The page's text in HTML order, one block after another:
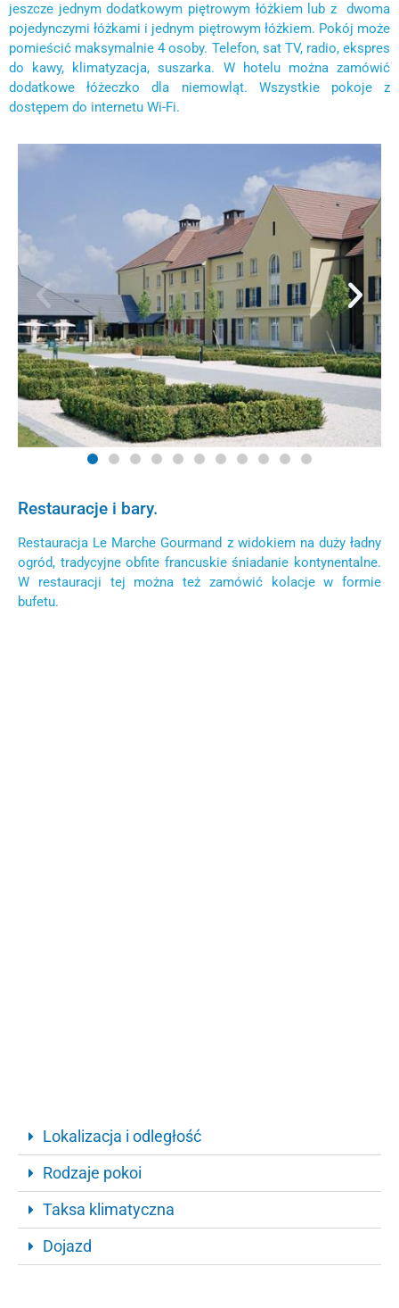
jeszcze jednym dodatkowym piętrowym łóżkiem lub z dwoma
pojedynczymi łóżkami i jednym piętrowym łóżkiem. Pokój może
pomieścić maksymalnie 4 osoby. Telefon, sat TV, radio, ekspres
do kawy, klimatyzacja, suszarka. W hotelu można zamówić
dodatkowe łóżeczko dla niemowląt. Wszystkie pokoje z
dostępem do internetu Wi-Fi.
Restauracje i bary.
Restauracja Le Marche Gourmand z widokiem na duży ładny
ogród, tradycyjne obfite francuskie śniadanie kontynentalne.
W restauracji tej można też zamówić kolacje w formie
bufetu.
Lokalizacja i odległość
Rodzaje pokoi
Taksa klimatyczna
Dojazd